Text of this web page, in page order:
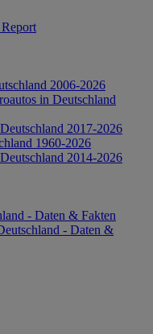
2006-2026
in Deutschland
2017-2026
1960-2026
2014-2026
- Daten & Fakten
- Daten &